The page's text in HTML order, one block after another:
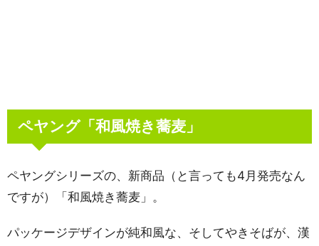
ペヤング「和風焼き蕎麦」
ペヤングシリーズの、新商品（と言っても4月発売なん
ですが）「和風焼き蕎麦」。
パッケージデザインが純和風な、そしてやきそばが、漢